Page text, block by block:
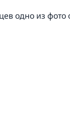
одно из фото